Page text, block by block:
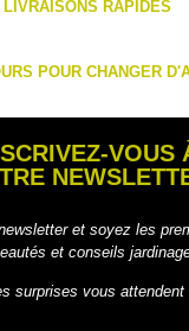
LIVRAISONS RAPIDES
POUR CHANGER
VOUS
et soyez les
et conseils
surprises vous attendent